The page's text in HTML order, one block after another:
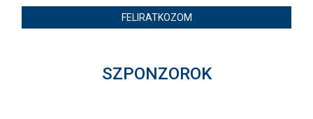
FELIRATKOZOM
SZPONZOROK